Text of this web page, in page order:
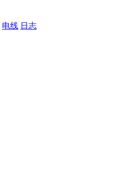
电线 日志